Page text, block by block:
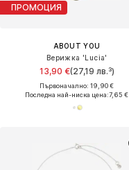
ПРОМОЦИЯ
ABOUT YOU
Верижка 'Lucia'
13,90 €(27,19 лв.³)
Първоначално: 19,90 €
Последна най-ниска цена:7,65 €